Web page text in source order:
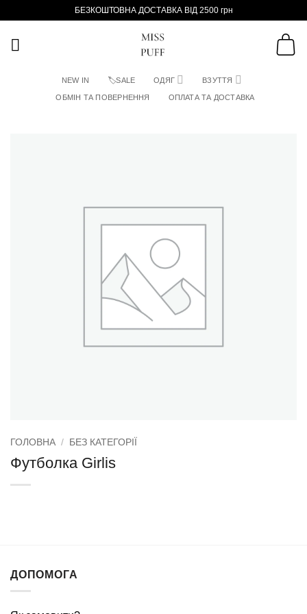
БЕЗКОШТОВНА ДОСТАВКА ВІД 2500 грн
NEW IN 🏷SALE ОДЯГ ВЗУТТЯ
ОБМІН ТА ПОВЕРНЕННЯ ОПЛАТА ТА ДОСТАВКА
ГОЛОВНА / БЕЗ КАТЕГОРІЇ
Футболка Girlis
ДОПОМОГА